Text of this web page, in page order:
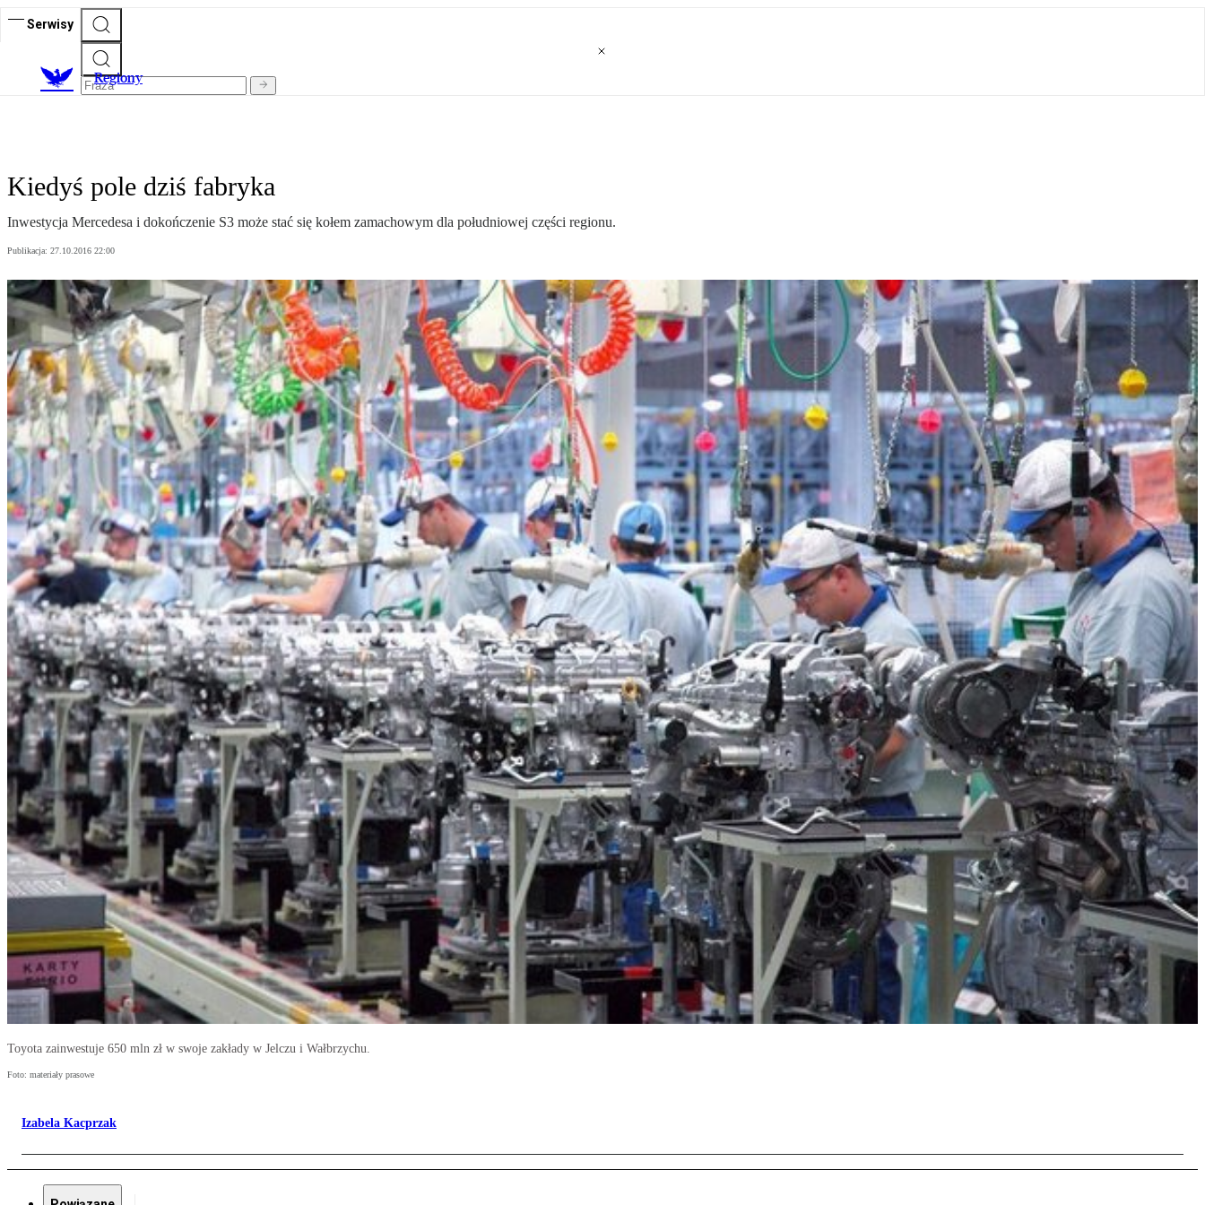
Serwisy
Regiony
Kiedyś pole dziś fabryka
Inwestycja Mercedesa i dokończenie S3 może stać się kołem zamachowym dla południowej części regionu.
Publikacja: 27.10.2016 22:00
Toyota zainwestuje 650 mln zł w swoje zakłady w Jelczu i Wałbrzychu.
Foto: materiały prasowe
Izabela Kacprzak